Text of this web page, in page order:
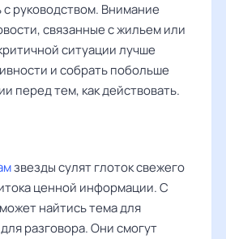
руководством. Внимание
связанные с жильем или
ситуации лучше
и собрать побольше
перед тем, как действовать.
звезды сулят глоток свежего
ценной информации. С
найтись тема для
разговора. Они смогут